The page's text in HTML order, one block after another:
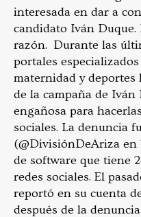
interesada en dar a
candidato Iván
razón. Durante las
portales
maternidad y deportes
de la campaña de
engañosa para
sociales. La denuncia
(@DivisiónDeAriza
de software que tiene
redes sociales. El
reportó en su cuenta
después de la